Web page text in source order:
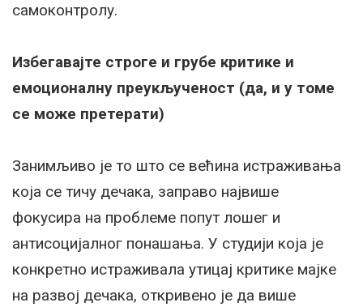
самоконтролу.
Избегавајте строге и грубе критике и
емоционалну преукљученост (да, и у томе
се може претерати)
Занимљиво је то што се већина истраживања
која се тичу дечака, заправо највише
фокусира на проблеме попут лошег и
антисоцијалног понашања. У студији која је
конкретно истраживала утицај критике мајке
на развој дечака, откривено је да више